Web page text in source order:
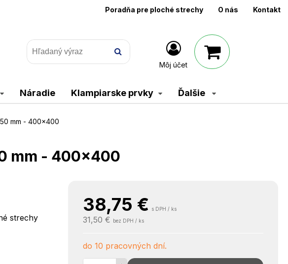
Poradňa pre ploché strechy O nás Kontakt
Môj účet
Náradie Klampiarske prvky Ďalšie
mm - 400x400
mm - 400x400
38,75 € s DPH / ks
31,50 € bez DPH / ks
do 10 pracovných dní.
strechy